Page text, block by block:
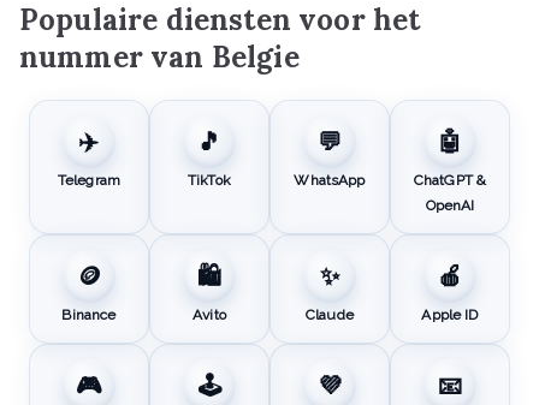
Populaire diensten voor het
nummer van Belgie
✈️
Telegram
🎵
TikTok
💬
WhatsApp
🤖
ChatGPT &
OpenAI
🪙
Binance
🛍️
Avito
✨
Claude
🍎
Apple ID
🎮 🕹️ 💜 📧